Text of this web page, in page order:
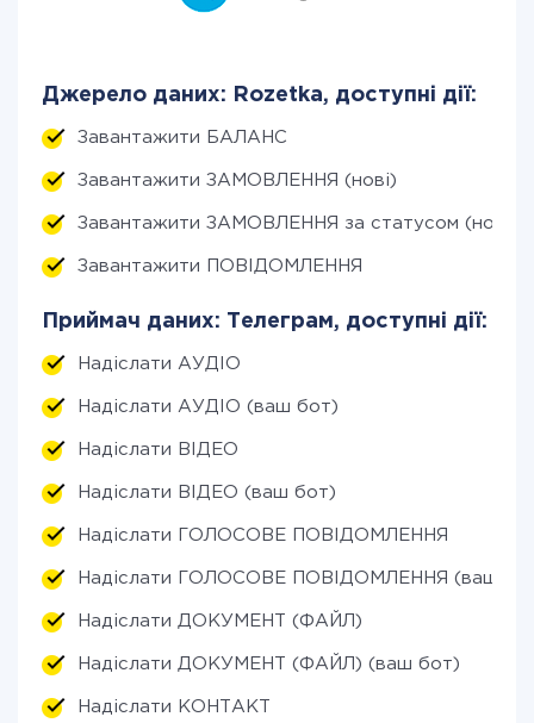
Джерело даних: Rozetka, доступні дії:
Завантажити БАЛАНС
Завантажити ЗАМОВЛЕННЯ (нові)
Завантажити ЗАМОВЛЕННЯ за статусом (нові)
Завантажити ПОВІДОМЛЕННЯ
Приймач даних: Телеграм, доступні дії:
Надіслати АУДІО
Надіслати АУДІО (ваш бот)
Надіслати ВІДЕО
Надіслати ВІДЕО (ваш бот)
Надіслати ГОЛОСОВЕ ПОВІДОМЛЕННЯ
Надіслати ГОЛОСОВЕ ПОВІДОМЛЕННЯ (ваш
Надіслати ДОКУМЕНТ (ФАЙЛ)
Надіслати ДОКУМЕНТ (ФАЙЛ) (ваш бот)
Надіслати КОНТАКТ